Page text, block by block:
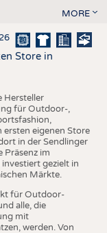
MORE
Store in
Hersteller
für Outdoor-,
eigenen Store
in der Sendlinger
Präsenz im
gezielt in
Märkte.
für Outdoor-
alle, die
mit
werden. Von